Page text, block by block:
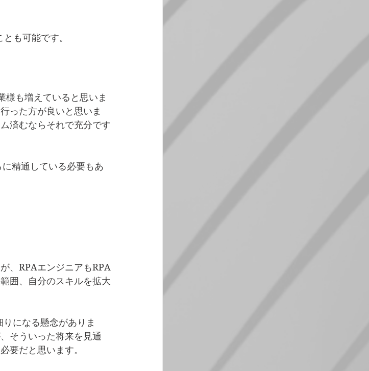
も可能です。
様も増えていると思いま
った方が良いと思いま
済むならそれで充分です
精通している必要もあ
、RPAエンジニアもRPA
囲、自分のスキルを拡大
になる懸念がありま
そういった将来を見通
要だと思います。